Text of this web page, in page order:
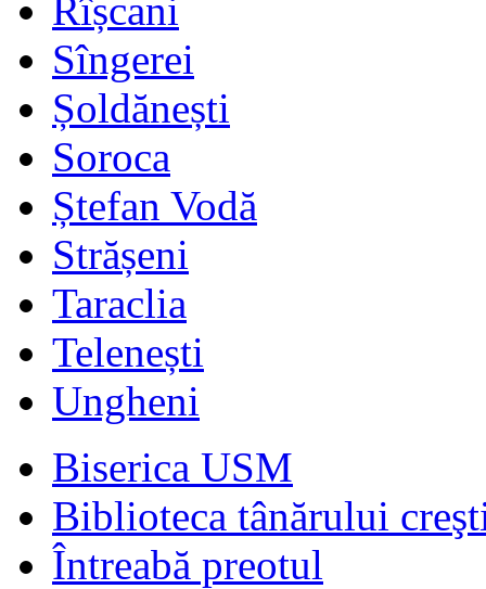
Rîșcani
Sîngerei
Șoldănești
Soroca
Ștefan Vodă
Strășeni
Taraclia
Telenești
Ungheni
Biserica USM
Biblioteca tânărului
Întreabă preotul